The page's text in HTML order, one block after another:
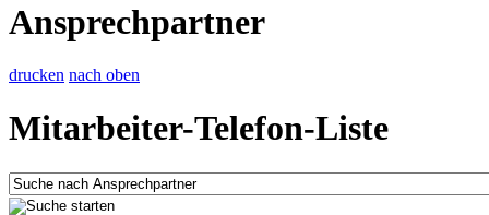
Ansprechpartner
drucken nach oben
Mitarbeiter-Telefon-Liste